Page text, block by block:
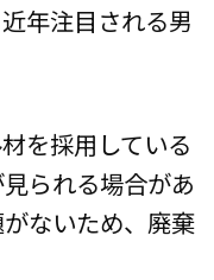
年注目される男
を採用している
られる場合があ
ないため、廃棄